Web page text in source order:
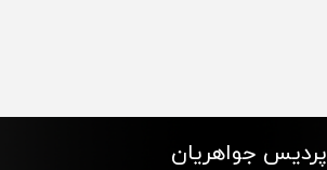
پردیس جواهریان